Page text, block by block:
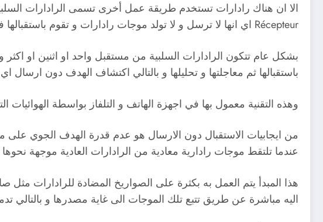
Récepteur اي انها لا ترسل و لا تولد موجات رادارات و تقوم باستقبالها فقط من الهدف
بشكل عام تتكون الرادارات السلبية من مستقبل واحد او اثنين او
باستقبالها ثم معاجلتها و تحليلها و بالتالي اكتشاف الهدف دون ارسال
وهذه التقنية معمول بها في اجهزة الهاتف و التلفاز بواسطة الهوائيات
عندما تلتقط موجات رادارية معادية من الرادارات العادية موجهة
اليه مباشرة عن طريق تتبع تلك الموجات الى غاية مصدرها و بالتالي